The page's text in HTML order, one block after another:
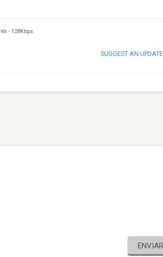
- 128Kbps
SUGGEST AN UPDATE
ENVIAR